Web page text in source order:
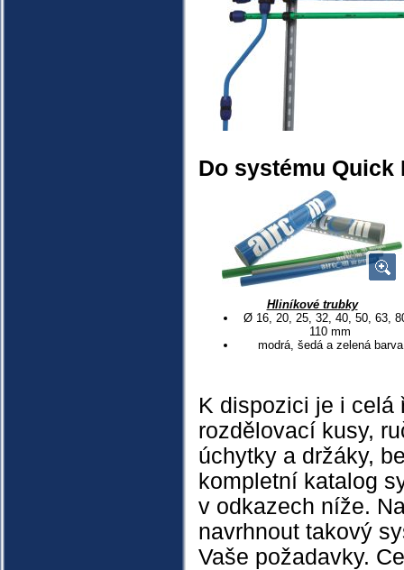
Do systému
Hliníkové trubky
Ø 16, 20, 25, 32, 40, 50, 63,
110 mm
modrá, šedá a zelená barva
K dispozici je i celá
rozdělovací kusy,
úchytky a držáky,
kompletní katalog
v odkazech níže.
navrhnout takový
Vaše požadavky.